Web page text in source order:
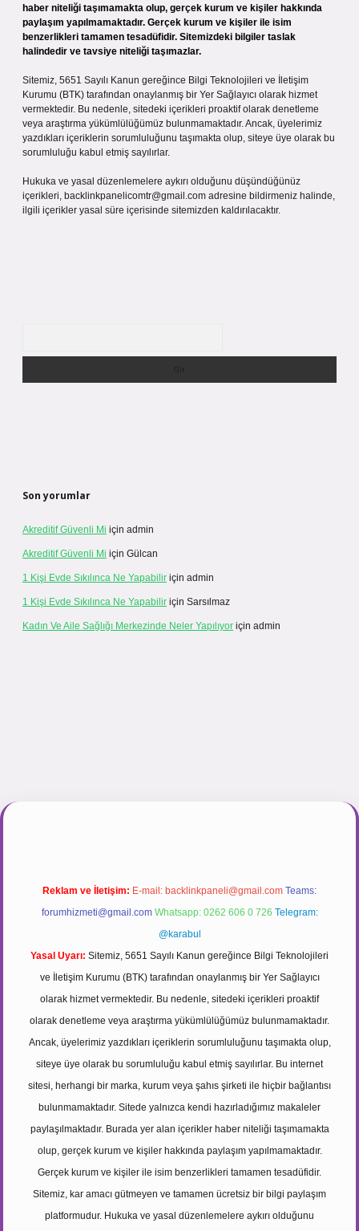
haber niteliği taşımamakta olup, gerçek kurum ve kişiler hakkında
paylaşım yapılmamaktadır. Gerçek kurum ve kişiler ile isim
benzerlikleri tamamen tesadüfidir. Sitemizdeki bilgiler taslak
halindedir ve tavsiye niteliği taşımazlar.
Sitemiz, 5651 Sayılı Kanun gereğince Bilgi Teknolojileri ve İletişim
Kurumu (BTK) tarafından onaylanmış bir Yer Sağlayıcı olarak hizmet
vermektedir. Bu nedenle, sitedeki içerikleri proaktif olarak denetleme
veya araştırma yükümlülüğümüz bulunmamaktadır. Ancak, üyelerimiz
yazdıkları içeriklerin sorumluluğunu taşımakta olup, siteye üye olarak bu
sorumluluğu kabul etmiş sayılırlar.
Hukuka ve yasal düzenlemelere aykırı olduğunu düşündüğünüz
içerikleri, backlinkpanelicomtr@gmail.com adresine bildirmeniz halinde,
ilgili içerikler yasal süre içerisinde sitemizden kaldırılacaktır.
Son yorumlar
Akreditif Güvenli Mi için admin
Akreditif Güvenli Mi için Gülcan
1 Kişi Evde Sıkılınca Ne Yapabilir için admin
1 Kişi Evde Sıkılınca Ne Yapabilir için Sarsılmaz
Kadın Ve Aile Sağlığı Merkezinde Neler Yapılıyor için admin
Reklam ve İletişim: E-mail: backlinkpaneli@gmail.com Teams:
forumhizmeti@gmail.com Whatsapp: 0262 606 0 726 Telegram:
@karabul
Yasal Uyarı: Sitemiz, 5651 Sayılı Kanun gereğince Bilgi Teknolojileri
ve İletişim Kurumu (BTK) tarafından onaylanmış bir Yer Sağlayıcı
olarak hizmet vermektedir. Bu nedenle, sitedeki içerikleri proaktif
olarak denetleme veya araştırma yükümlülüğümüz bulunmamaktadır.
Ancak, üyelerimiz yazdıkları içeriklerin sorumluluğunu taşımakta olup,
siteye üye olarak bu sorumluluğu kabul etmiş sayılırlar. Bu internet
sitesi, herhangi bir marka, kurum veya şahıs şirketi ile hiçbir bağlantısı
bulunmamaktadır. Sitede yalnızca kendi hazırladığımız makaleler
paylaşılmaktadır. Burada yer alan içerikler haber niteliği taşımamakta
olup, gerçek kurum ve kişiler hakkında paylaşım yapılmamaktadır.
Gerçek kurum ve kişiler ile isim benzerlikleri tamamen tesadüfidir.
Sitemiz, kar amacı gütmeyen ve tamamen ücretsiz bir bilgi paylaşım
platformudur. Hukuka ve yasal düzenlemelere aykırı olduğunu